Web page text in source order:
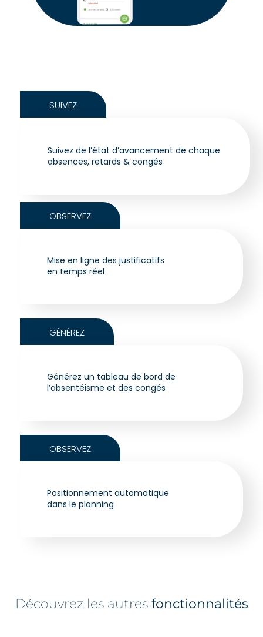
SUIVEZ
Suivez de l’état d’avancement de chaque
absences, retards & congés
OBSERVEZ
Mise en ligne des justificatifs
en temps réel
GÉNÉREZ
Générez un tableau de bord de
l’absentéisme et des congés
OBSERVEZ
Positionnement automatique
dans le planning
Découvrez les autresfonctionnalités